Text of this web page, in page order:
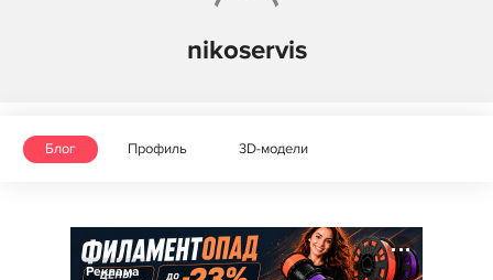
nikoservis
Блог Профиль 3D-модели
Реклама